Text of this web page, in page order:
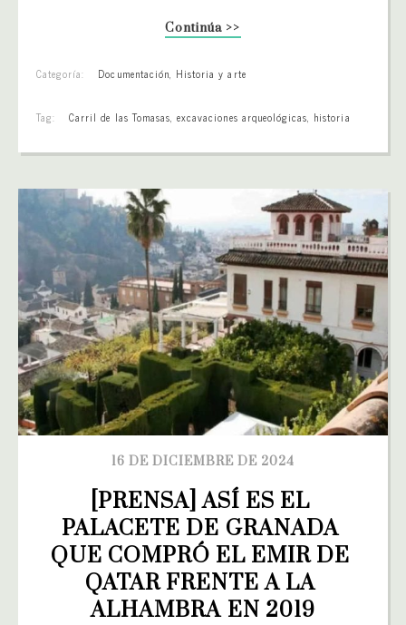
Continúa >>
Categoría: Documentación, Historia y arte
Tag: Carril de las Tomasas,excavaciones arqueológicas, historia
16 DE DICIEMBRE DE 2024
[PRENSA] ASÍ ES EL
PALACETE DE GRANADA
QUE COMPRÓ EL EMIR DE
QATAR FRENTE A LA
ALHAMBRA EN 2019